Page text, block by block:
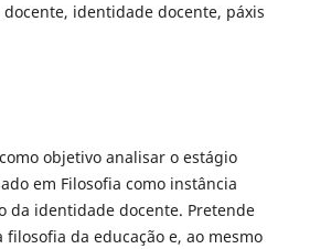
identidade docente, páxis
objetivo analisar o estágio
em Filosofia como instância
da identidade docente. Pretende
da educação e, ao mesmo